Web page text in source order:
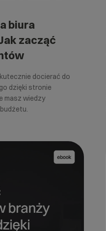
biura
zacząć
docierać do
dzięki stronie
masz wiedzy